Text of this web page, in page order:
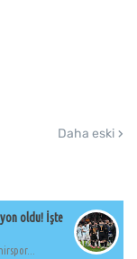
Daha eski
oldu! İşte